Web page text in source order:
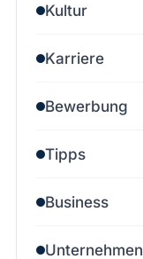
Kultur
Karriere
Bewerbung
Tipps
Business
Unternehmen